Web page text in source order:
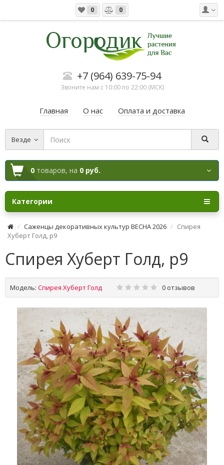
0 0
+7 (964) 639-75-94
Звоните нам с 10:00 по 22:00 (МСК)
Главная О нас Оплата и доставка
Везде
0 товаров, на 0 руб.
Категории
Саженцы декоративных культур ВЕСНА 2026
Спирея
Хуберт Голд, р9
Спирея Хуберт Голд, р9
Модель: Спирея Хуберт Голд 0 отзывов